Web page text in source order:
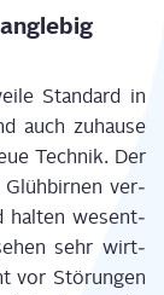
Stan­dard in
auch zuhau­se
Tech­nik. Der
Glüh­bir­nen ver­
hal­ten wesent­
sehr wirt­
vor Stö­run­gen